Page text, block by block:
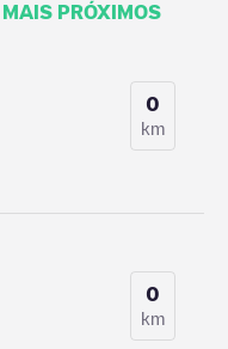
MAIS PRÓXIMOS
0
km
0
km